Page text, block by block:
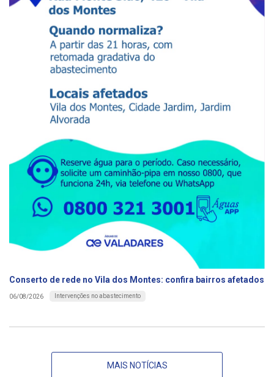
Conserto de rede no Vila dos Montes: confira bairros afetados
06/08/2026 Intervenções no abastecimento
MAIS NOTÍCIAS